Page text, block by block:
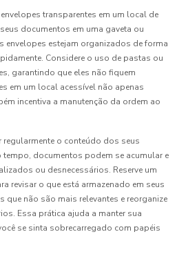
transparentes em um local de
documentos em uma gaveta ou
envelopes estejam organizados de forma
Considere o uso de pastas ou
garantindo que eles não fiquem
em um local acessível não apenas
incentiva a manutenção da ordem ao
o conteúdo dos seus
tempo, documentos podem se acumular e
ou desnecessários. Reserve um
revisar o que está armazenado em seus
que não são mais relevantes e reorganize
Essa prática ajuda a manter sua
se sinta sobrecarregado com papéis